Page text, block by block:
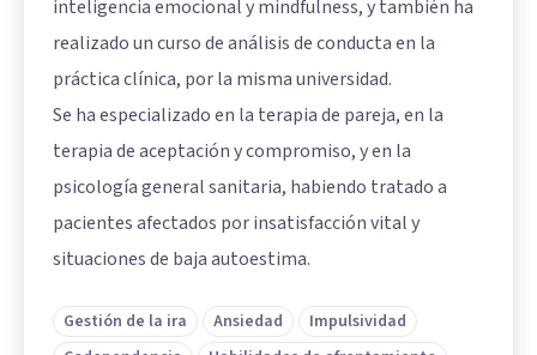
inteligencia emocional y mindfulness, y también ha
realizado un curso de análisis de conducta en la
práctica clínica, por la misma universidad.
Se ha especializado en la terapia de pareja, en la
terapia de aceptación y compromiso, y en la
psicología general sanitaria, habiendo tratado a
pacientes afectados por insatisfacción vital y
situaciones de baja autoestima.
Gestión de la ira Ansiedad
Impulsividad